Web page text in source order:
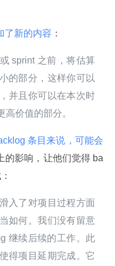
了新的内容 ：
sprint 之前，将估算
的部分，这样你可以
并且你可以在本次时
价值的部分。
条目来说，可能会
影响，让他们觉得 ba
入了对项目过程方面
如何。我们没有留意
继续后续的工作。此
得项目延期完成。它